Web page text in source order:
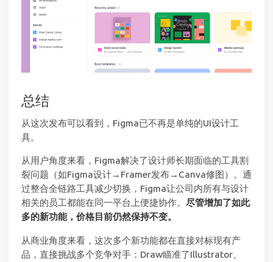
总结
从这次发布可以看到，Figma已不再是单纯的UI设计工
具。
从用户角度来看，Figma解决了设计师长期面临的工具割
裂问题（如Figma设计→Framer发布→Canva修图）。通
过整合全链路工具减少切换，Figma让公司内所有与设计
相关的员工都能在同一平台上便捷协作。 尽管增加了如此
多的新功能，价格目前仍然保持不变。
从商业角度来看，这次多个新功能都在直接对标现有产
品，直接挑战多个竞争对手：Draw瞄准了Illustrator、